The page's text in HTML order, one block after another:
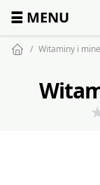
☰ MENU
Witaminy i